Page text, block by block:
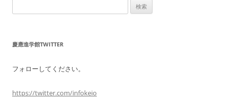
索:
慶應進学館TWITTER
フォローしてください。
https://twitter.com/infokeio